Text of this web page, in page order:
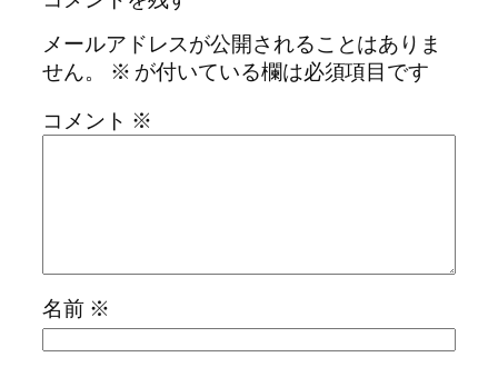
メールアドレスが公開されることはありま
せん。
※ が付いている欄は必須項目です
コメント ※
名前 ※